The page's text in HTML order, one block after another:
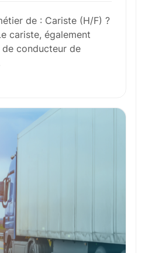
de : Cariste (H/F) ?
cariste, également
conducteur de